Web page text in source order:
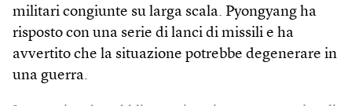
militari congiunte su larga scala. Pyongyang ha
risposto con una serie di lanci di missili e ha
avvertito che la situazione potrebbe degenerare in
una guerra.